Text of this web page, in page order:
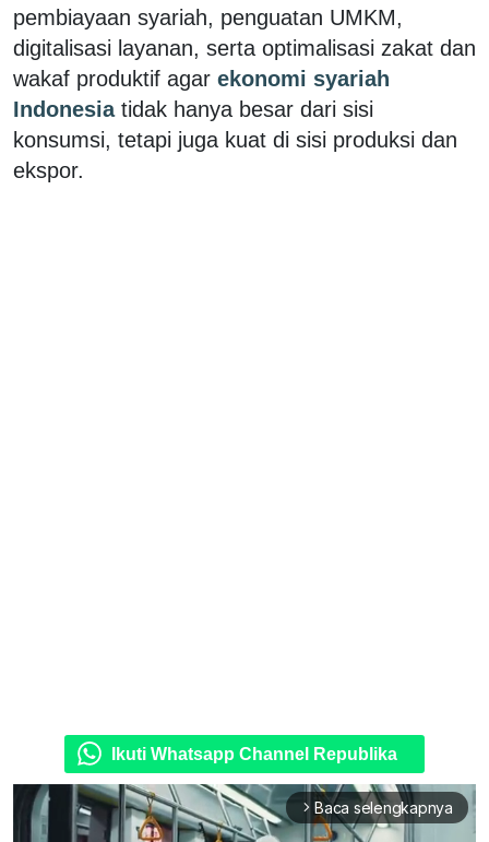
pembiayaan syariah, penguatan UMKM,
digitalisasi layanan, serta optimalisasi zakat dan
wakaf produktif agar ekonomi syariah
Indonesia tidak hanya besar dari sisi
konsumsi, tetapi juga kuat di sisi produksi dan
ekspor.
Ikuti Whatsapp Channel Republika
arrow_forward_ios Baca selengkapnya